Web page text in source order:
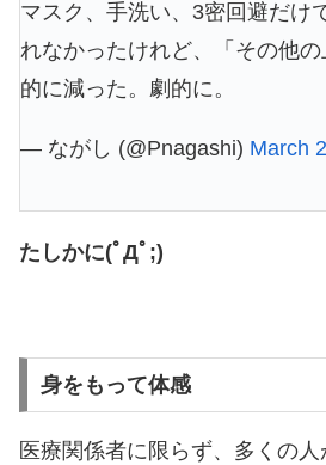
マスク、手洗い、3密回避だけ
れなかったけれど、「その他
的に減った。劇的に。
— ながし (@Pnagashi) March
たしかに(ﾟДﾟ;)
身をもって体感
医療関係者に限らず、多くの